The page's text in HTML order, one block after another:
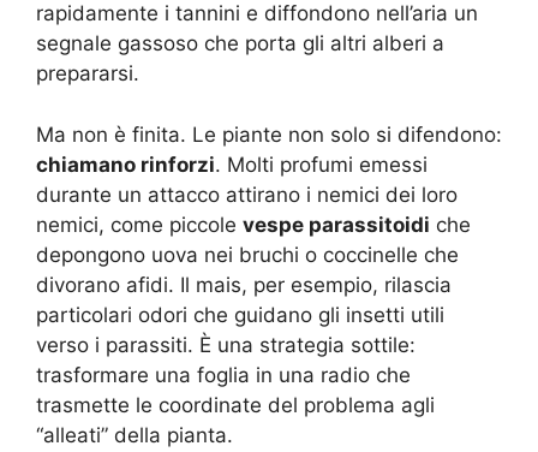
rapidamente i tannini e diffondono nell’aria un
segnale gassoso che porta gli altri alberi a
prepararsi.
Ma non è finita. Le piante non solo si difendono:
chiamano rinforzi. Molti profumi emessi
durante un attacco attirano i nemici dei loro
nemici, come piccole vespe parassitoidi che
depongono uova nei bruchi o coccinelle che
divorano afidi. Il mais, per esempio, rilascia
particolari odori che guidano gli insetti utili
verso i parassiti. È una strategia sottile:
trasformare una foglia in una radio che
trasmette le coordinate del problema agli
“alleati” della pianta.